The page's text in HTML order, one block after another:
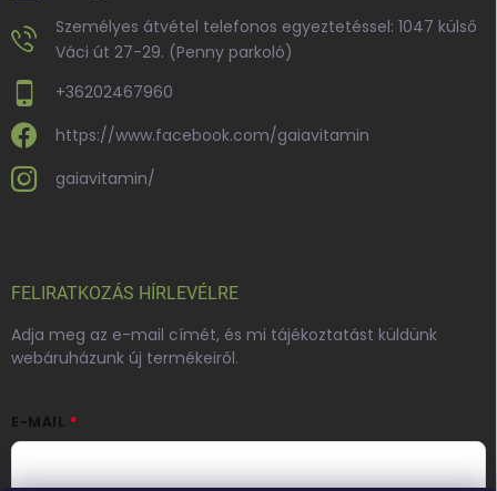
Személyes átvétel telefonos egyeztetéssel: 1047 külső
Váci út 27-29. (Penny parkoló)
+36202467960
https://www.facebook.com/gaiavitamin
gaiavitamin/
FELIRATKOZÁS HÍRLEVÉLRE
Adja meg az e-mail címét, és mi tájékoztatást küldünk
webáruházunk új termékeiről.
E-MAIL